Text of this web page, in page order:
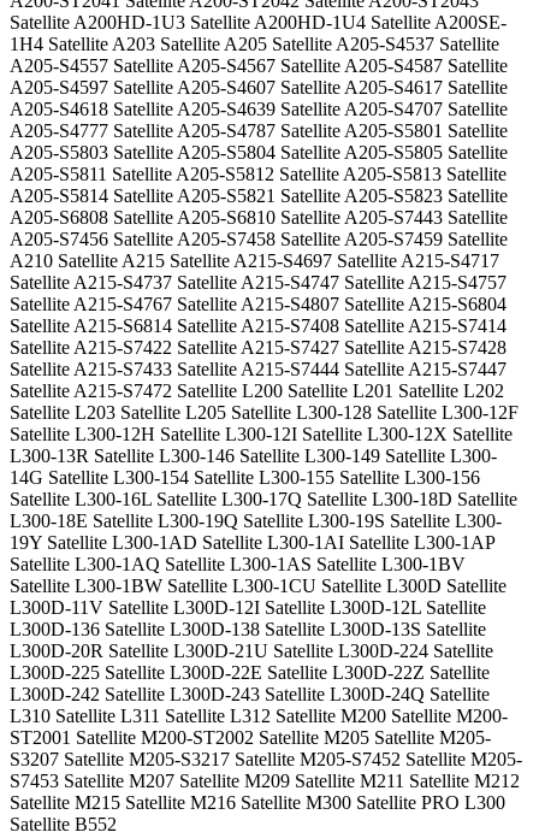
Satellite A200HD-1U3 Satellite A200HD-1U4 Satellite A200SE-
1H4 Satellite A203 Satellite A205 Satellite A205-S4537 Satellite
A205-S4557 Satellite A205-S4567 Satellite A205-S4587 Satellite
A205-S4597 Satellite A205-S4607 Satellite A205-S4617 Satellite
A205-S4618 Satellite A205-S4639 Satellite A205-S4707 Satellite
A205-S4777 Satellite A205-S4787 Satellite A205-S5801 Satellite
A205-S5803 Satellite A205-S5804 Satellite A205-S5805 Satellite
A205-S5811 Satellite A205-S5812 Satellite A205-S5813 Satellite
A205-S5814 Satellite A205-S5821 Satellite A205-S5823 Satellite
A205-S6808 Satellite A205-S6810 Satellite A205-S7443 Satellite
A205-S7456 Satellite A205-S7458 Satellite A205-S7459 Satellite
A210 Satellite A215 Satellite A215-S4697 Satellite A215-S4717
Satellite A215-S4737 Satellite A215-S4747 Satellite A215-S4757
Satellite A215-S4767 Satellite A215-S4807 Satellite A215-S6804
Satellite A215-S6814 Satellite A215-S7408 Satellite A215-S7414
Satellite A215-S7422 Satellite A215-S7427 Satellite A215-S7428
Satellite A215-S7433 Satellite A215-S7444 Satellite A215-S7447
Satellite A215-S7472 Satellite L200 Satellite L201 Satellite L202
Satellite L203 Satellite L205 Satellite L300-128 Satellite L300-12F
Satellite L300-12H Satellite L300-12I Satellite L300-12X Satellite
L300-13R Satellite L300-146 Satellite L300-149 Satellite L300-
14G Satellite L300-154 Satellite L300-155 Satellite L300-156
Satellite L300-16L Satellite L300-17Q Satellite L300-18D Satellite
L300-18E Satellite L300-19Q Satellite L300-19S Satellite L300-
19Y Satellite L300-1AD Satellite L300-1AI Satellite L300-1AP
Satellite L300-1AQ Satellite L300-1AS Satellite L300-1BV
Satellite L300-1BW Satellite L300-1CU Satellite L300D Satellite
L300D-11V Satellite L300D-12I Satellite L300D-12L Satellite
L300D-136 Satellite L300D-138 Satellite L300D-13S Satellite
L300D-20R Satellite L300D-21U Satellite L300D-224 Satellite
L300D-225 Satellite L300D-22E Satellite L300D-22Z Satellite
L300D-242 Satellite L300D-243 Satellite L300D-24Q Satellite
L310 Satellite L311 Satellite L312 Satellite M200 Satellite M200-
ST2001 Satellite M200-ST2002 Satellite M205 Satellite M205-
S3207 Satellite M205-S3217 Satellite M205-S7452 Satellite M205-
S7453 Satellite M207 Satellite M209 Satellite M211 Satellite M212
Satellite M215 Satellite M216 Satellite M300 Satellite PRO L300
Satellite B552